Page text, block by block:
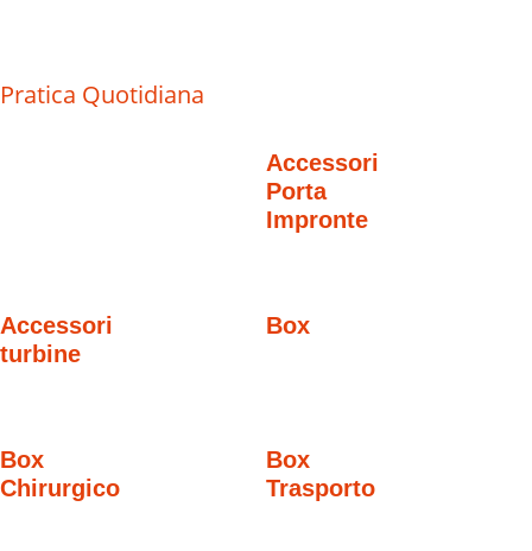
Pratica Quotidiana
Accessori
Porta
Impronte
Accessori
turbine
Box
Box
Chirurgico
Box
Trasporto